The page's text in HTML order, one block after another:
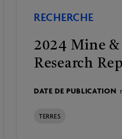
RECHERCHE
2024 Mine
Research
DATE DE PUBLICATION
TERRES